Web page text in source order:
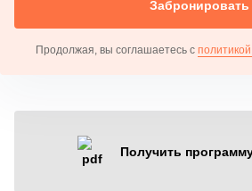
Забронировать
Продолжая, вы соглашаетесь с
Получить